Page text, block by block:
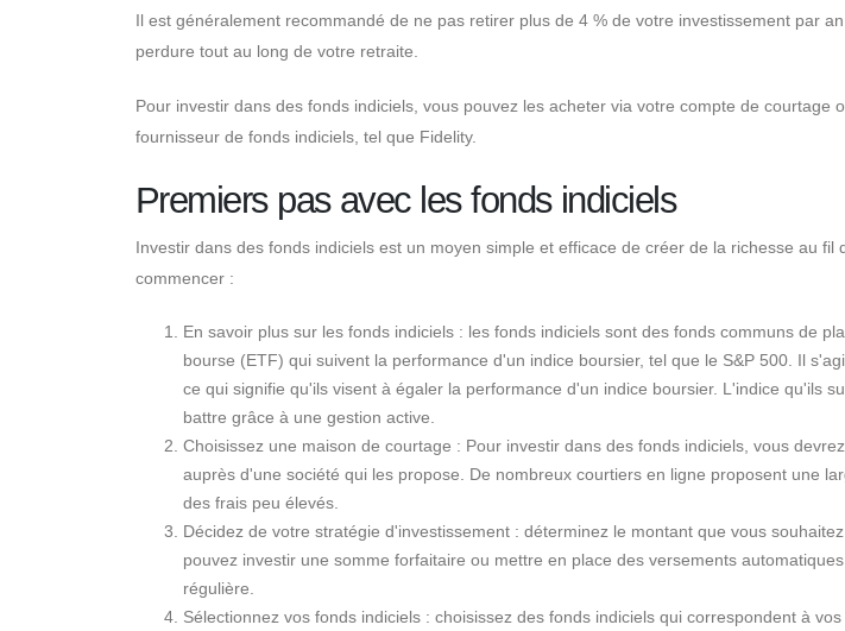
Il est généralement recommandé de ne pas retirer plus de 4 % de votre investissement par
perdure tout au long de votre retraite.
Pour investir dans des fonds indiciels, vous pouvez les acheter via votre compte de courtage
fournisseur de fonds indiciels, tel que Fidelity.
Premiers pas avec les fonds indiciels
Investir dans des fonds indiciels est un moyen simple et efficace de créer de la richesse au fil
commencer :
En savoir plus sur les fonds indiciels : les fonds indiciels sont des fonds communs de
bourse (ETF) qui suivent la performance d'un indice boursier, tel que le S&P 500. Il
ce qui signifie qu'ils visent à égaler la performance d'un indice boursier. L'indice qu'ils
battre grâce à une gestion active.
Choisissez une maison de courtage : Pour investir dans des fonds indiciels, vous
auprès d'une société qui les propose. De nombreux courtiers en ligne proposent une
des frais peu élevés.
Décidez de votre stratégie d'investissement : déterminez le montant que vous
pouvez investir une somme forfaitaire ou mettre en place des versements
régulière.
Sélectionnez vos fonds indiciels : choisissez des fonds indiciels qui correspondent à